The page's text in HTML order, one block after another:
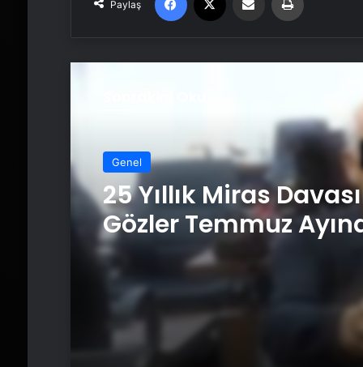
Paylaş
Genel
25 Yıllık Miras
Gözler Temmuz
Karar Duruşmasına
Çevrildi